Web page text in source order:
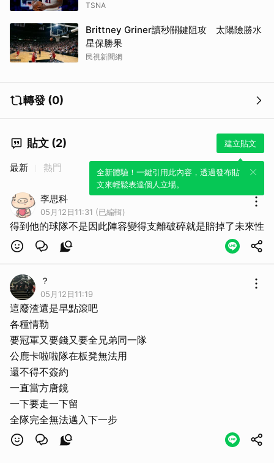
TSNA
Brittney Griner讀秒關鍵阻攻 太陽險勝水
星保勝果
民視新聞網
轉發 (0)
貼文 (2) 建立貼文
全新體驗！一鍵引用此內容，透過發布貼
文來輕鬆表達個人立場。
最新 熱門
李思科
05月12日11:31 (已編輯)
得到他的球隊不是因此陣容變得支離破碎就是賠掉了未來性
？
05月12日11:19
這廢渣還是早點滾吧
各種情勒
要冠軍又要錢又要全兄弟同一隊
公鹿卡啦啦隊在板凳無法用
還不得不簽約
一直當方唐鏡
一下要走一下留
全隊完全無法邁入下一步